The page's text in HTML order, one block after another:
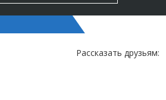
Рассказать друзьям: